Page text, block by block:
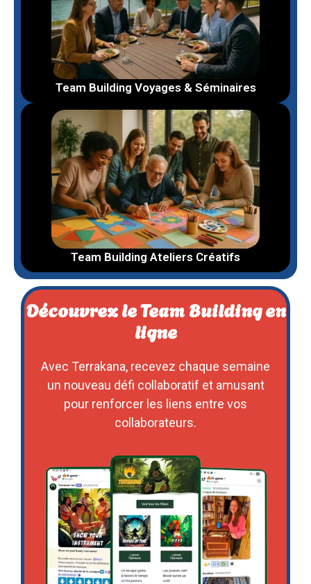
Team Building Voyages & Séminaires
Team Building Ateliers Créatifs
Découvrez le Team Building en
ligne
Avec Terrakana, recevez chaque semaine
un nouveau défi collaboratif et amusant
pour renforcer les liens entre vos
collaborateurs.